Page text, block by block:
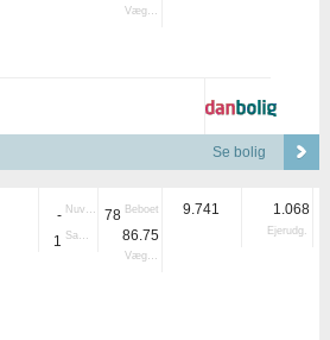
Vægtet
Se bolig
- Nuvær.
1 Samlet
78 Beboet
86.75
Vægtet
9.741 1.068
Ejerudg.